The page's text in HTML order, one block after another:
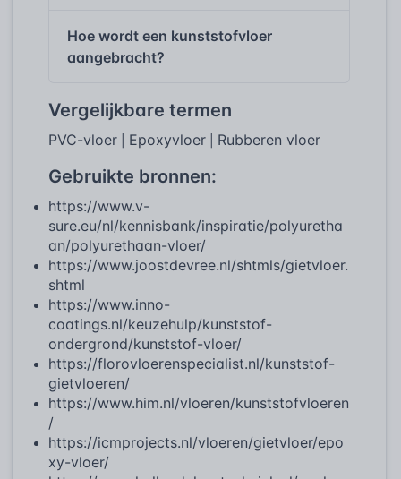
Hoe wordt een kunststofvloer
aangebracht?
Vergelijkbare termen
PVC-vloer Epoxyvloer Rubberen vloer
Gebruikte bronnen:
https://www.v-
sure.eu/nl/kennisbank/inspiratie/polyuretha
an/polyurethaan-vloer/
https://www.joostdevree.nl/shtmls/gietvloer.
shtml
https://www.inno-
coatings.nl/keuzehulp/kunststof-
ondergrond/kunststof-vloer/
https://florovloerenspecialist.nl/kunststof-
gietvloeren/
https://www.him.nl/vloeren/kunststofvloeren
/
https://icmprojects.nl/vloeren/gietvloer/epo
xy-vloer/